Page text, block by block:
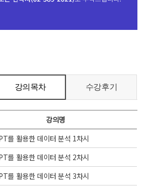
강의목차 수강후기
강의명
를 활용한 데이터 분석 1차시
를 활용한 데이터 분석 2차시
를 활용한 데이터 분석 3차시